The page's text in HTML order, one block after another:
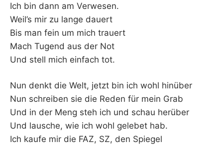
Ich bin dann am Verwesen.
Weil’s mir zu lange dauert
Bis man fein um mich trauert
Mach Tugend aus der Not
Und stell mich einfach tot.
Nun denkt die Welt, jetzt bin ich wohl hinüber
Nun schreiben sie die Reden für mein Grab
Und in der Meng steh ich und schau herüber
Und lausche, wie ich wohl gelebet hab.
Ich kaufe mir die FAZ, SZ, den Spiegel